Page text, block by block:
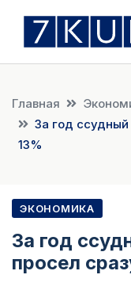
Главная
За год
13%
ЭКОНОМИКА
За год
просел